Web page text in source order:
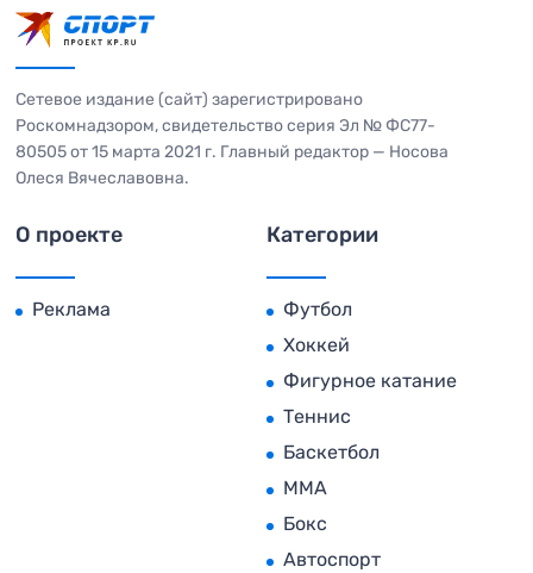
Сетевое издание (сайт) зарегистрировано
Роскомнадзором, свидетельство серия Эл № ФС77-
80505 от 15 марта 2021 г. Главный редактор — Носова
Олеся Вячеславовна.
О проекте
Реклама
Категории
Футбол
Хоккей
Фигурное катание
Теннис
Баскетбол
MMA
Бокс
Автоспорт